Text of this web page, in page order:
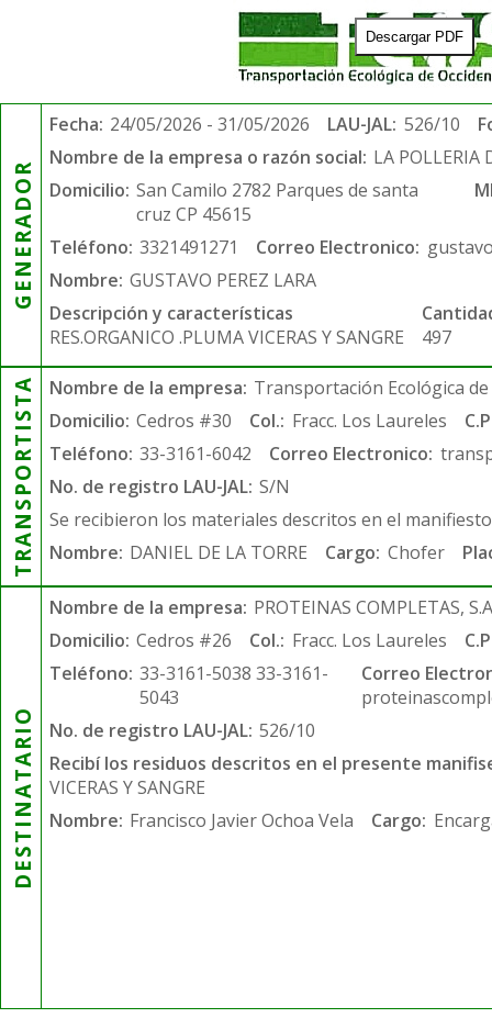
Descargar PDF
GENERADOR
Fecha: 24/05/2026 - 31/05/2026 LAU-JAL: 526/10
Nombre de la empresa o razón social: LA POLLERIA
Domicilio: San Camilo 2782 Parques de santa
cruz CP 45615
Teléfono: 3321491271 Correo Electronico:
Nombre: GUSTAVO PEREZ LARA
Descripción y características
RES.ORGANICO .PLUMA VICERAS Y SANGRE
497
TRANSPORTISTA Nombre de la empresa: Transportación Ecológica de
Domicilio: Cedros #30 Col.: Fracc. Los Laureles
Teléfono: 33-3161-6042 Correo Electronico:
No. de registro LAU-JAL: S/N
Se recibieron los materiales descritos en el
Nombre: DANIEL DE LA TORRE Cargo: Chofer
DESTINATARIO
Nombre de la empresa: PROTEINAS COMPLETAS,
Domicilio: Cedros #26 Col.: Fracc. Los Laureles
Teléfono: 33-3161-5038 33-3161-
5043
Correo
No. de registro LAU-JAL: 526/10
Recibí los residuos descritos en el presente
VICERAS Y SANGRE
Nombre: Francisco Javier Ochoa Vela Cargo: